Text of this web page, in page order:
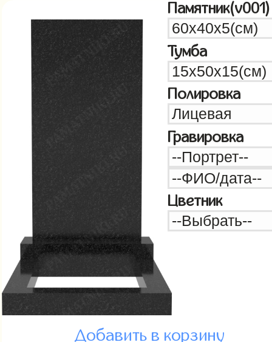
Памятник(v001)
Тумба
Полировка
Гравировка
Цветник
Добавить в корзину